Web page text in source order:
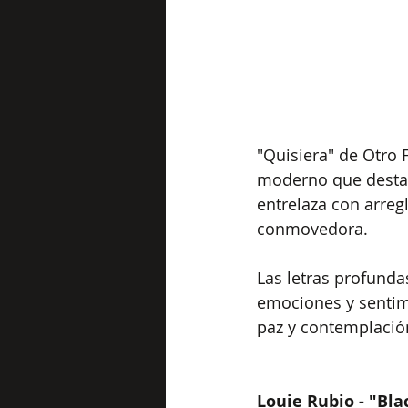
"Quisiera" de Otro
moderno que
entrelaza con
conmovedora.
Las letras
emociones y
paz y
Louie Rubio -